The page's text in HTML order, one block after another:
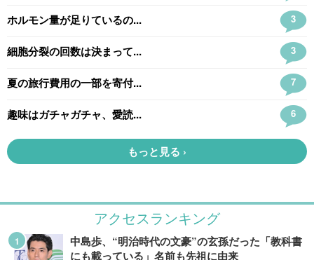
アクセスランキング
中島歩、“明治時代の文豪”の玄孫だった「教科書
にも載っている」名前も先祖に由来